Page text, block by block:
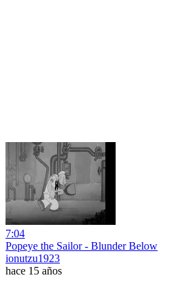
7:04
Popeye the Sailor - Blunder Below
ionutzu1923
hace 15 años